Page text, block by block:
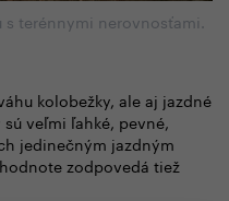
s terénnymi nerovnosťami.
kolobežky, ale aj jazdné
veľmi ľahké, pevné,
jedinečným jazdným
zodpovedá tiež